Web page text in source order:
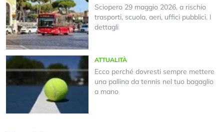
Sciopero 29 maggio 2026, a rischio
trasporti, scuola, aeri, uffici pubblici. I
dettagli
ATTUALITÀ
Ecco perché dovresti sempre mettere
una pallina da tennis nel tuo bagaglio
a mano